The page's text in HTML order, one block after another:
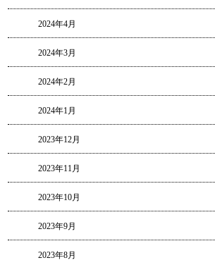
2024年4月
2024年3月
2024年2月
2024年1月
2023年12月
2023年11月
2023年10月
2023年9月
2023年8月